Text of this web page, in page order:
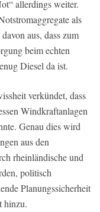
allerdings weiter.
als
aus, dass zum
beim echten
Diesel da ist.
verkündet, dass
Windkraftanlagen
Genau dies wird
aus den
rheinländische und
politisch
Planungssicherheit
hinzu.